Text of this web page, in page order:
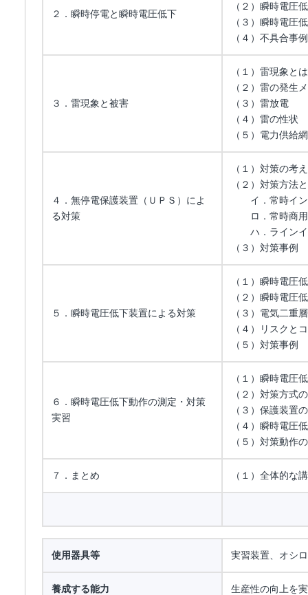
２．瞬時停電と瞬時電圧低下
（２）瞬時電圧
（３）瞬時電圧
（４）不具合事
３．雷現象と被害
（１）雷現象とは
（２）雷の発生
（３）雷放電
（４）雷の性状
（５）電力供給
４．無停電保護装置（ＵＰＳ）によ
る対策
（１）対策の考
（２）対策方法
イ．常時イン
ロ．常時商用
ハ．ラインイ
（３）対策事例
５．瞬時電圧低下装置による対策
（１）瞬時電圧
（２）瞬時電圧
（３）電気二重
（４）リスクと
（５）対策事例
６．瞬時電圧低下動作の測定・対策
実習
（１）瞬時電圧
（２）対策方式
（３）保護装置
（４）瞬時電圧
（５）対策動作
７．まとめ （１）全体的な
使用器具等 実習装置、オシ
養成する能力 生産性の向上を